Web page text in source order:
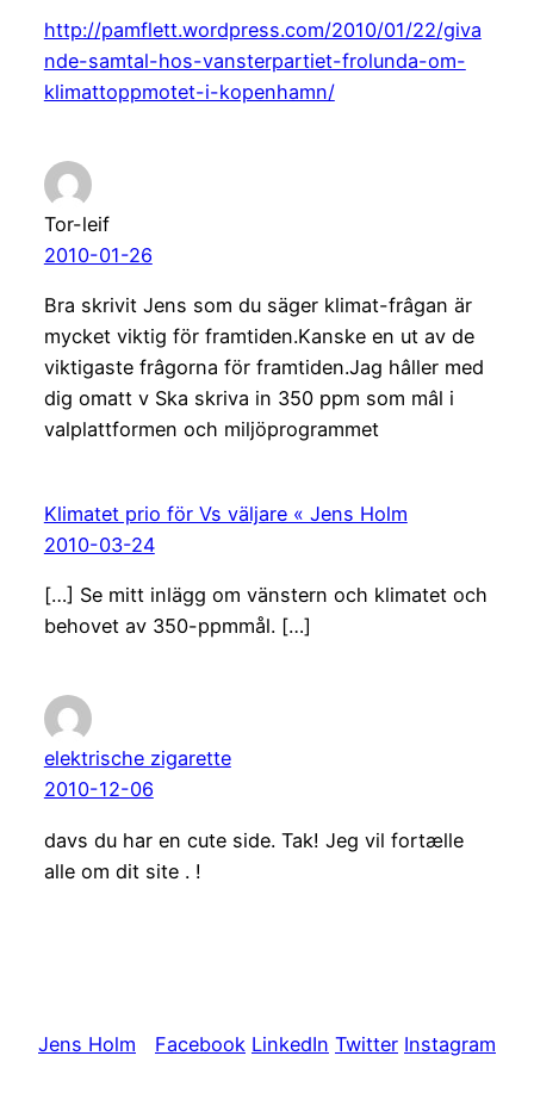
http://pamflett.wordpress.com/2010/01/22/giva
nde-samtal-hos-vansterpartiet-frolunda-om-
klimattoppmotet-i-kopenhamn/
Tor-leif
2010-01-26
Bra skrivit Jens som du säger klimat-frâgan är
mycket viktig för framtiden.Kanske en ut av de
viktigaste frâgorna för framtiden.Jag hâller med
dig omatt v Ska skriva in 350 ppm som mâl i
valplattformen och miljöprogrammet
Klimatet prio för Vs väljare « Jens Holm
2010-03-24
[…] Se mitt inlägg om vänstern och klimatet och
behovet av 350-ppmmål. […]
elektrische zigarette
2010-12-06
davs du har en cute side. Tak! Jeg vil fortælle
alle om dit site . !
Jens Holm Facebook LinkedIn Twitter Instagram